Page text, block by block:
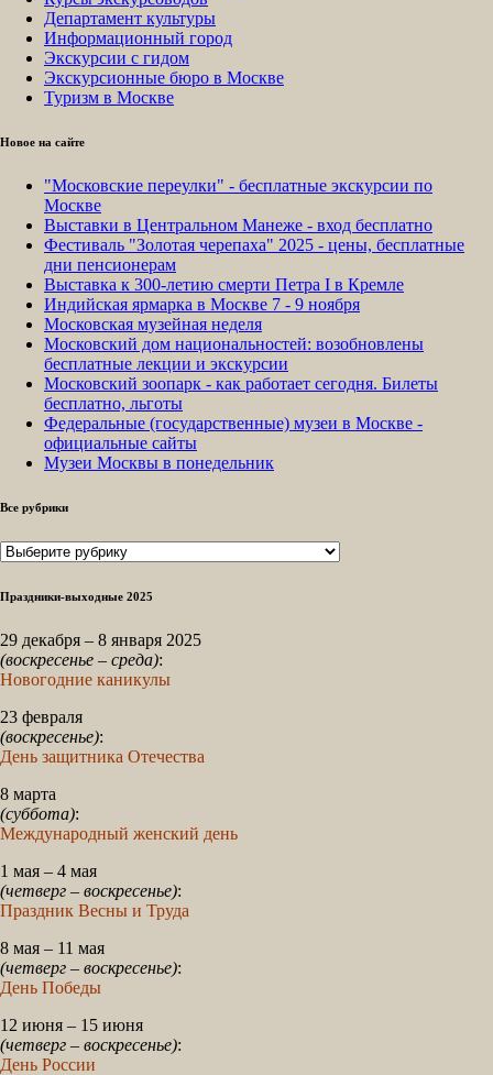
Департамент культуры
Информационный город
Экскурсии с гидом
Экскурсионные бюро в Москве
Туризм в Москве
Новое на сайте
"Московские переулки" - бесплатные экскурсии по
Москве
Выставки в Центральном Манеже - вход бесплатно
Фестиваль "Золотая черепаха" 2025 - цены, бесплатные
дни пенсионерам
Выставка к 300-летию смерти Петра I в Кремле
Индийская ярмарка в Москве 7 - 9 ноября
Московская музейная неделя
Московский дом национальностей: возобновлены
бесплатные лекции и экскурсии
Московский зоопарк - как работает сегодня. Билеты
бесплатно, льготы
Федеральные (государственные) музеи в Москве -
официальные сайты
Музеи Москвы в понедельник
Все рубрики
Все
Праздники-выходные 2025
29 декабря – 8 января 2025
(воскресенье – среда):
Новогодние каникулы
23 февраля
(воскресенье):
День защитника Отечества
8 марта
(суббота):
Международный женский день
1 мая – 4 мая
(четверг – воскресенье):
Праздник Весны и Труда
8 мая – 11 мая
(четверг – воскресенье):
День Победы
12 июня – 15 июня
(четверг – воскресенье):
День России